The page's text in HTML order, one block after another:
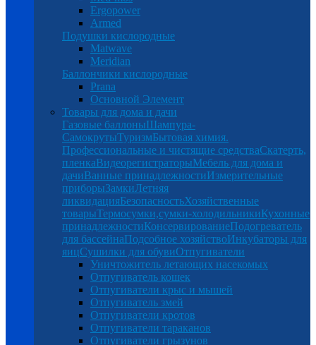
Ergopower
Armed
Подушки кислородные
Matwave
Meridian
Баллончики кислородные
Prana
Основной Элемент
Товары для дома и дачи
Газовые баллоныШампура-
СамокрутыТуризмБытовая химия.
Профессиональные и чистящие средстваСкатерть,
пленкаВидеорегистраторыМебель для дома и
дачиВанные принадлежностиИзмерительные
приборыЗамкиЛетняя
ликвидацияБезопасностьХозяйственные
товарыТермосумки,сумки-холодильникиКухонные
принадлежностиКонсервированиеПодогреватель
для бассейнаПодсобное хозяйствоИнкубаторы для
яицСушилки для обувиОтпугиватели
Уничтожитель летающих насекомых
Отпугиватель кошек
Отпугиватели крыс и мышей
Отпугиватель змей
Отпугиватели кротов
Отпугиватели тараканов
Отпугиватели грызунов